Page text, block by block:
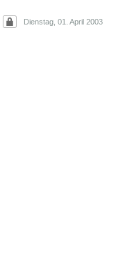
Dienstag, 01. April 2003